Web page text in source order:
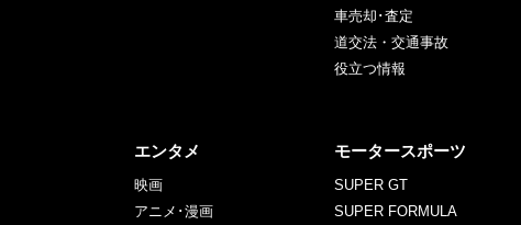
車売却･査定
道交法・交通事故
役立つ情報
エンタメ
映画
アニメ･漫画
モータースポーツ
SUPER GT
SUPER FORMULA